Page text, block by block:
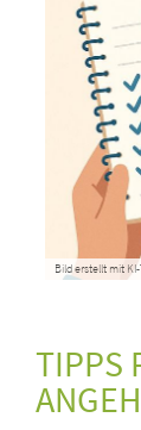
Bild erstellt mit
TIPPS